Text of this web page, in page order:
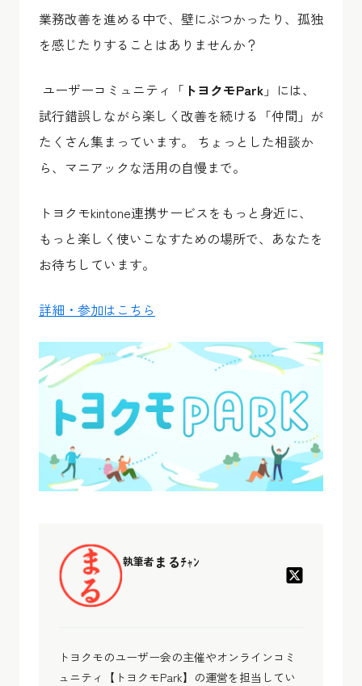
業務改善を進める中で、壁にぶつかったり、孤独
を感じたりすることはありませんか？
ユーザーコミュニティ「 トヨクモPark 」には、
試行錯誤しながら楽しく改善を続ける「仲間」が
たくさん集まっています。 ちょっとした相談か
ら、マニアックな活用の自慢まで。
トヨクモkintone連携サービスをもっと身近に、
もっと楽しく使いこなすための場所で、あなたを
お待ちしています。
詳細・参加はこちら
執筆者 まるﾁｬﾝ
トヨクモのユーザー会の主催やオンラインコミ
ュニティ【トヨクモPark】の運営を担当してい